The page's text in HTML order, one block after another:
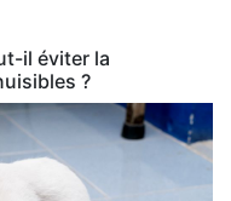
il éviter la
?